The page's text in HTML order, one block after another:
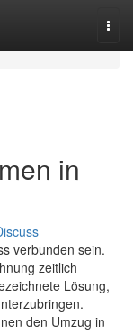
in
verbunden sein.
zeitlich
Lösung,
den Umzug in